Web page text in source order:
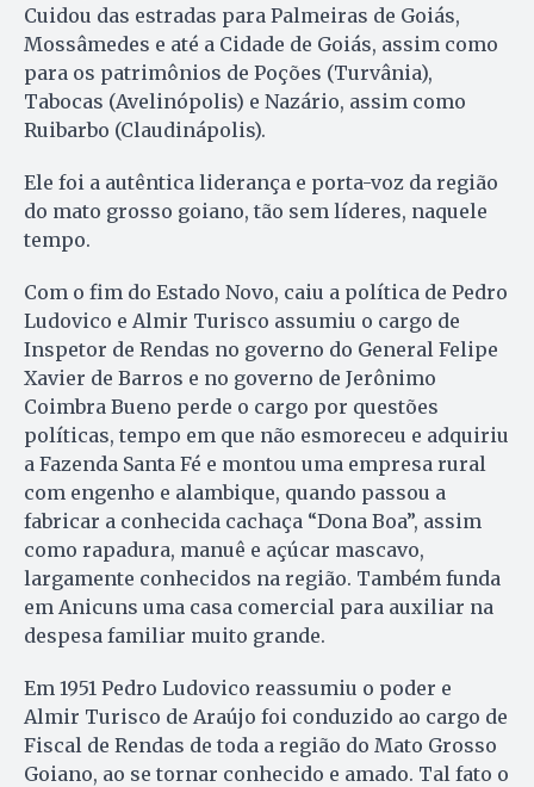
Cuidou das estradas para Palmeiras de Goiás,
Mossâmedes e até a Cidade de Goiás, assim como
para os patrimônios de Poções (Turvânia),
Tabocas (Avelinópolis) e Nazário, assim como
Ruibarbo (Claudinápolis).
Ele foi a autêntica liderança e porta-voz da região
do mato grosso goiano, tão sem líderes, naquele
tempo.
Com o fim do Estado Novo, caiu a política de Pedro
Ludovico e Almir Turisco assumiu o cargo de
Inspetor de Rendas no governo do General Felipe
Xavier de Barros e no governo de Jerônimo
Coimbra Bueno perde o cargo por questões
políticas, tempo em que não esmoreceu e adquiriu
a Fazenda Santa Fé e montou uma empresa rural
com engenho e alambique, quando passou a
fabricar a conhecida cachaça “Dona Boa”, assim
como rapadura, manuê e açúcar mascavo,
largamente conhecidos na região. Também funda
em Anicuns uma casa comercial para auxiliar na
despesa familiar muito grande.
Em 1951 Pedro Ludovico reassumiu o poder e
Almir Turisco de Araújo foi conduzido ao cargo de
Fiscal de Rendas de toda a região do Mato Grosso
Goiano, ao se tornar conhecido e amado. Tal fato o